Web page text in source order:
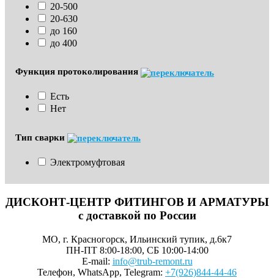
20-500
20-630
до 160
до 400
Функция протоколирования
Есть
Нет
Тип сварки
Электромуфтовая
ДИСКОНТ-ЦЕНТР ФИТИНГОВ И АРМАТУРЫ
с доставкой по России
МО, г. Красногорск, Ильинский тупик, д.6к7
ПН-ПТ 8:00-18:00, СБ 10:00-14:00
E-mail: info@trub-remont.ru
Телефон, WhatsApp, Telegram: +7(926)844-44-46